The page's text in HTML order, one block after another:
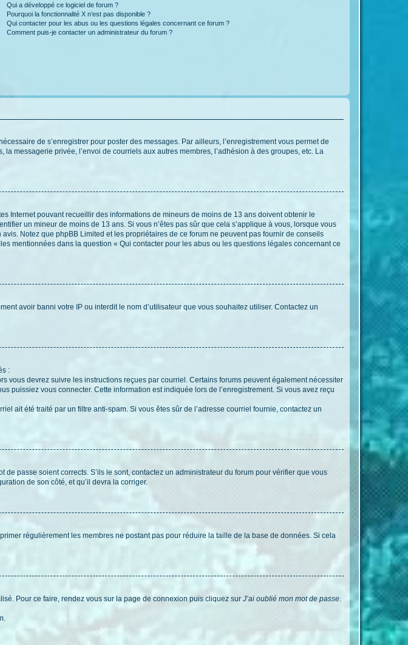
Qui a développé ce logiciel de forum ?
Pourquoi la fonctionnalité X n’est pas disponible ?
Qui contacter pour les abus ou les questions légales concernant ce forum ?
Comment puis-je contacter un administrateur du forum ?
de s’enregistrer pour poster des messages. Par ailleurs, l’enregistrement vous permet de
messagerie privée, l’envoi de courriels aux autres membres, l’adhésion à des groupes, etc. La
Internet pouvant recueillir des informations de mineurs de moins de 13 ans doivent obtenir le
un mineur de moins de 13 ans. Si vous n’êtes pas sûr que cela s’applique à vous, lorsque vous
Notez que phpBB Limited et les propriétaires de ce forum ne peuvent pas fournir de conseils
mentionnées dans la question « Qui contacter pour les abus ou les questions légales concernant ce
avoir banni votre IP ou interdit le nom d’utilisateur que vous souhaitez utiliser. Contactez un
:
vous devrez suivre les instructions reçues par courriel. Certains forums peuvent également nécessiter
puissiez vous connecter. Cette information est indiquée lors de l’enregistrement. Si vous avez reçu
ait été traité par un filtre anti-spam. Si vous êtes sûr de l’adresse courriel fournie, contactez un
passe soient corrects. S’ils le sont, contactez un administrateur du forum pour vérifier que vous
de son côté, et qu’il devra la corriger.
régulièrement les membres ne postant pas pour réduire la taille de la base de données. Si cela
Pour ce faire, rendez vous sur la page de connexion puis cliquez sur J’ai oublié mon mot de passe